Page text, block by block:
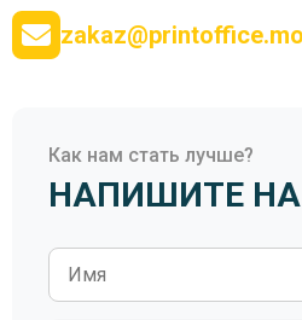
Как нам стать лучше?
НАПИШИТЕ